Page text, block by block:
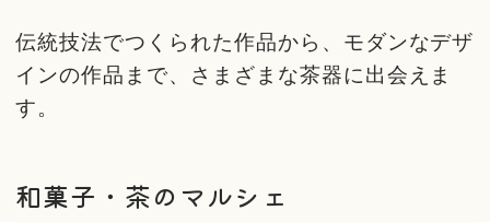
伝統技法でつくられた作品から、モダンなデザ
インの作品まで、さまざまな茶器に出会えま
す。
和菓子・茶のマルシェ